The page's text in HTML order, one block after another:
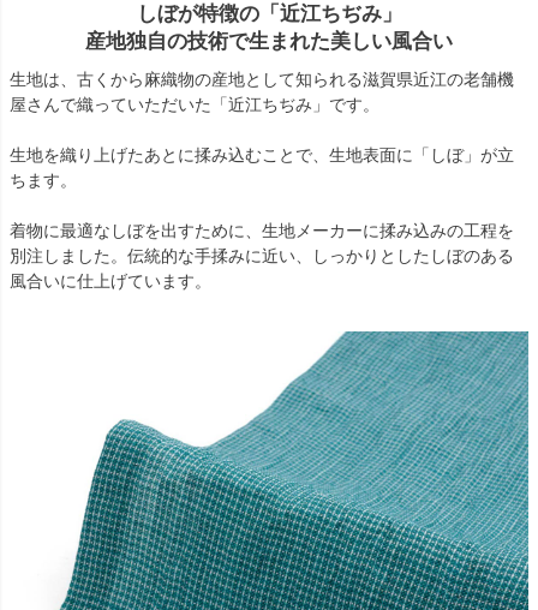
しぼが特徴の「近江ちぢみ」
産地独自の技術で生まれた美しい風合い
生地は、古くから麻織物の産地として知られる滋賀県近江の老舗機
屋さんで織っていただいた「近江ちぢみ」です。
生地を織り上げたあとに揉み込むことで、生地表面に「しぼ」が立
ちます。
着物に最適なしぼを出すために、生地メーカーに揉み込みの工程を
別注しました。伝統的な手揉みに近い、しっかりとしたしぼのある
風合いに仕上げています。